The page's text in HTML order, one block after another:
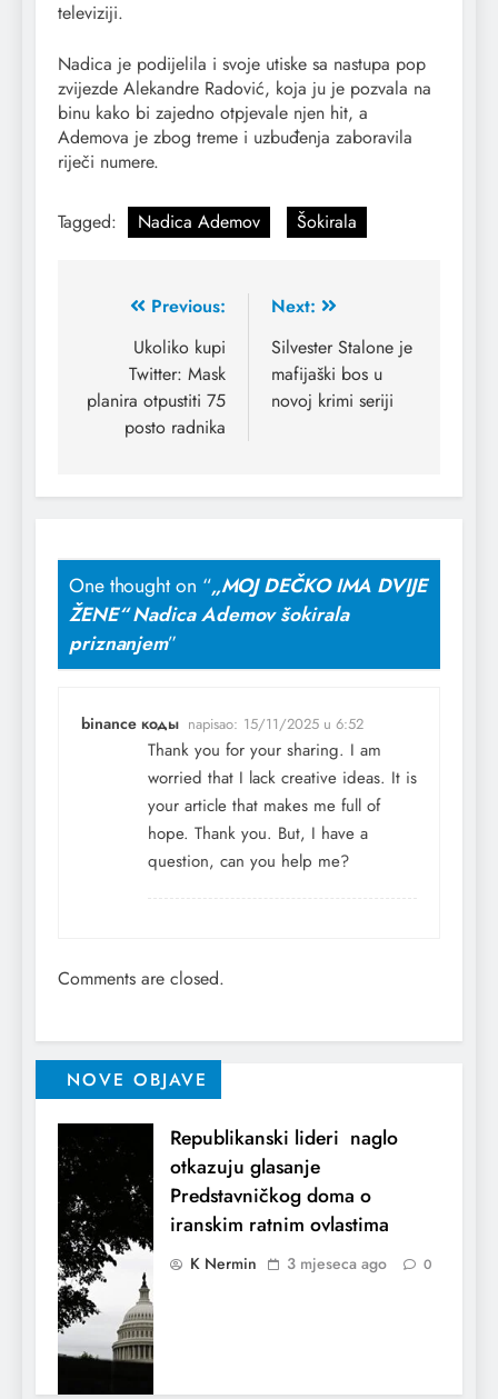
televiziji.
Nadica je podijelila i svoje utiske sa nastupa pop
zvijezde Alekandre Radović, koja ju je pozvala na
binu kako bi zajedno otpjevale njen hit, a
Ademova je zbog treme i uzbuđenja zaboravila
riječi numere.
Tagged: Nadica Ademov Šokirala
Previous:
Ukoliko kupi
Twitter: Mask
planira otpustiti 75
posto radnika
Next:
Silvester Stalone je
mafijaški bos u
novoj krimi seriji
One thought on “„MOJ DEČKO IMA DVIJE
ŽENE“ Nadica Ademov šokirala
priznanjem”
binance коды napisao: 15/11/2025 u 6:52
Thank you for your sharing. I am
worried that I lack creative ideas. It is
your article that makes me full of
hope. Thank you. But, I have a
question, can you help me?
Comments are closed.
NOVE OBJAVE
Republikanski lideri naglo
otkazuju glasanje
Predstavničkog doma o
iranskim ratnim ovlastima
K Nermin 3 mjeseca ago 0